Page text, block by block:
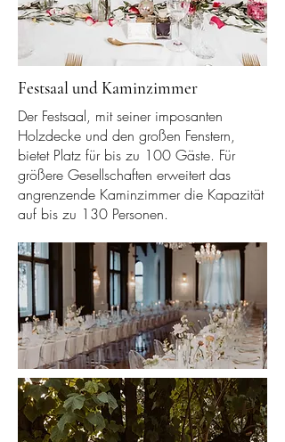
Festsaal und Kaminzimmer
Der Festsaal, mit seiner imposanten
Holzdecke und den großen Fenstern,
bietet Platz für bis zu 100 Gäste. Für
größere Gesellschaften erweitert das
angrenzende Kaminzimmer die Kapazität
auf bis zu 130 Personen.